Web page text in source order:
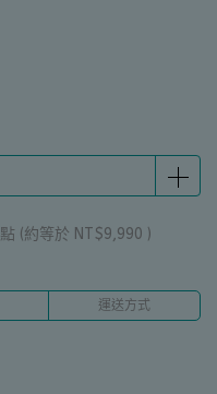
點 (約等於 NT$9,990 )
運送方式